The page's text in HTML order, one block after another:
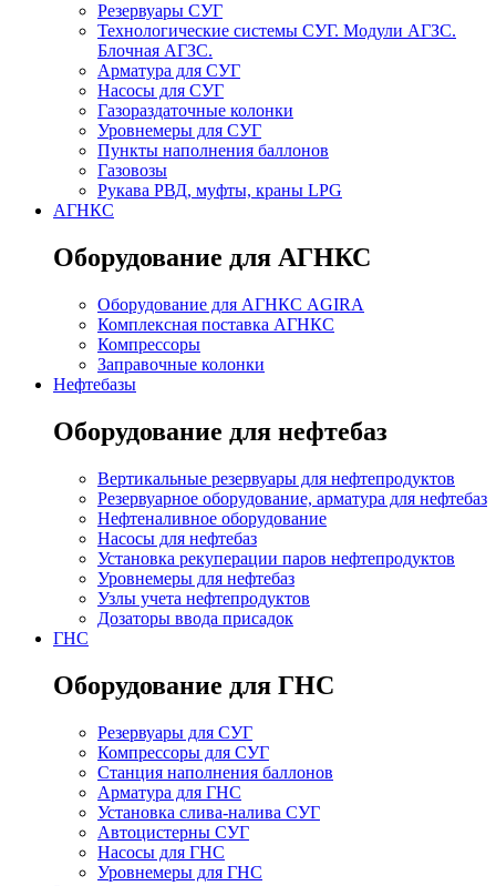
Резервуары СУГ
Технологические системы СУГ. Модули АГЗС.
Блочная АГЗС.
Арматура для СУГ
Насосы для СУГ
Газораздаточные колонки
Уровнемеры для СУГ
Пункты наполнения баллонов
Газовозы
Рукава РВД, муфты, краны LPG
АГНКС
Оборудование для АГНКС
Оборудование для АГНКС AGIRA
Комплексная поставка АГНКС
Компрессоры
Заправочные колонки
Нефтебазы
Оборудование для нефтебаз
Вертикальные резервуары для нефтепродуктов
Резервуарное оборудование, арматура для нефтебаз
Нефтеналивное оборудование
Насосы для нефтебаз
Установка рекуперации паров нефтепродуктов
Уровнемеры для нефтебаз
Узлы учета нефтепродуктов
Дозаторы ввода присадок
ГНС
Оборудование для ГНС
Резервуары для СУГ
Компрессоры для СУГ
Станция наполнения баллонов
Арматура для ГНС
Установка слива-налива СУГ
Автоцистерны СУГ
Насосы для ГНС
Уровнемеры для ГНС